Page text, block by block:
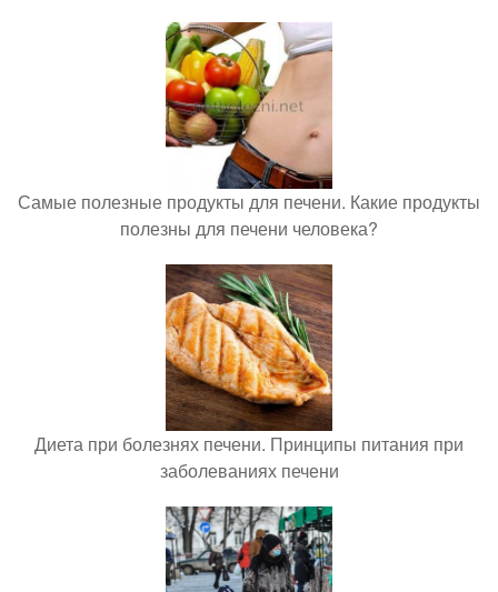
Самые полезные продукты для печени. Какие продукты
полезны для печени человека?
Диета при болезнях печени. Принципы питания при
заболеваниях печени